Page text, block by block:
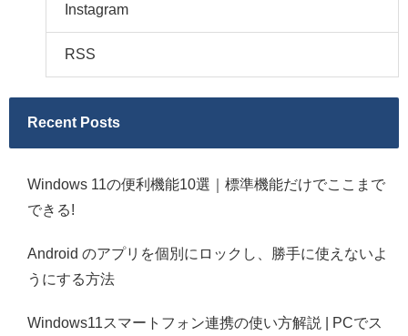
Instagram
RSS
Recent Posts
Windows 11の便利機能10選｜標準機能だけでここまで
できる!
Android のアプリを個別にロックし、勝手に使えないよ
うにする方法
Windows11スマートフォン連携の使い方解説 | PCでス